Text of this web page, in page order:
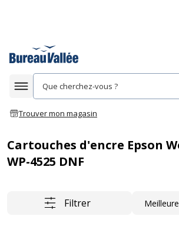
Afficher la navigation
Trouver mon magasin
Cartouches d'encre Epson
WP-4525 DNF
Filtrer Trier